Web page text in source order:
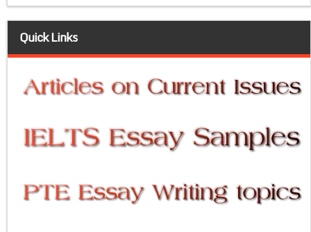
Quick Links